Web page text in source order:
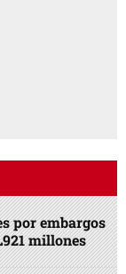
por embargos
millones